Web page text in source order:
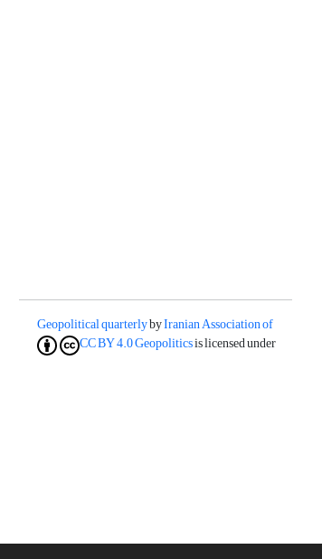
Geopolitical quarterlybyIranian Association of
Geopoliticsis licensed under
CC BY 4.0